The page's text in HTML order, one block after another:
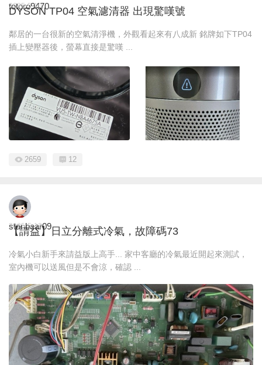
totoro9470
2025-5-10
DYSON TP04 空氣濾清器 出現驚嘆號
鄰居的一台很新的空氣清淨機，外觀看起來有八成新 銘牌如下TP04
插上變壓器後，螢幕直接是驚嘆 ...
2659 12
stanbear09
2025-5-13
【請益】日立分離式冷氣，故障碼73
冷氣小白新手來請益版上高手... 家中客廳的冷氣最近開起來測試，
室內機可以送風但是不會涼，確認 ...